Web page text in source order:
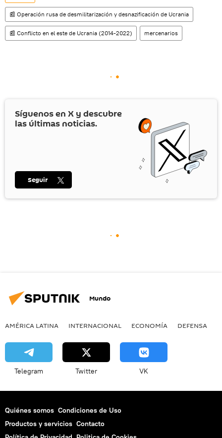
📰 Operación rusa de desmilitarización y desnazificación de Ucrania
📰 Conflicto en el este de Ucrania (2014-2022) mercenarios
Síguenos en X y descubre
las últimas noticias.
Seguir
Mundo
AMÉRICA LATINA INTERNACIONAL ECONOMÍA DEFENSA
Telegram Twitter VK
Quiénes somos Condiciones de Uso
Productos y servicios Contacto